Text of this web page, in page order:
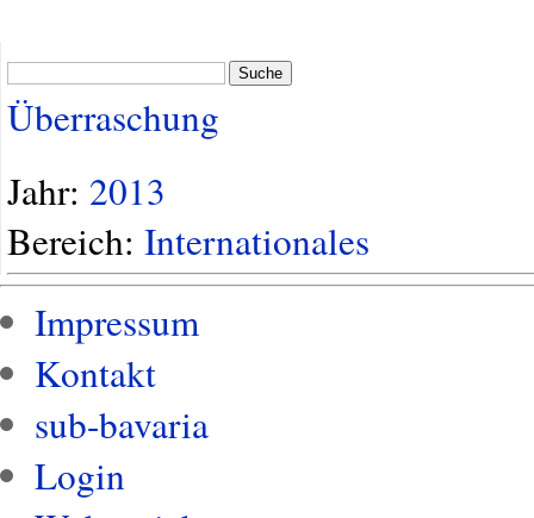
Suche
Überraschung
Jahr: 2013
Bereich: Internationales
Impressum
Kontakt
sub-bavaria
Login